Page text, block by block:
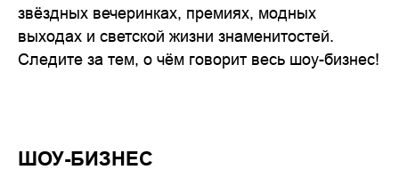
звёздных вечеринках, премиях, модных
выходах и светской жизни знаменитостей.
Следите за тем, о чём говорит весь шоу-бизнес!
ШОУ-БИЗНЕС